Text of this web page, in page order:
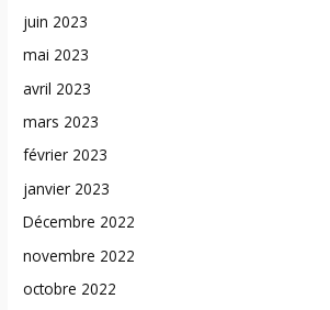
juin 2023
mai 2023
avril 2023
mars 2023
février 2023
janvier 2023
Décembre 2022
novembre 2022
octobre 2022